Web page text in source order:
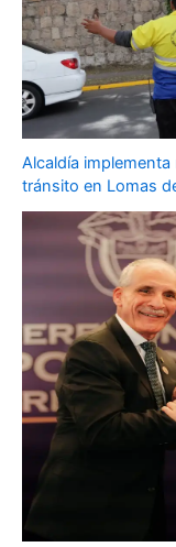
Alcaldía
tránsito en Lomas